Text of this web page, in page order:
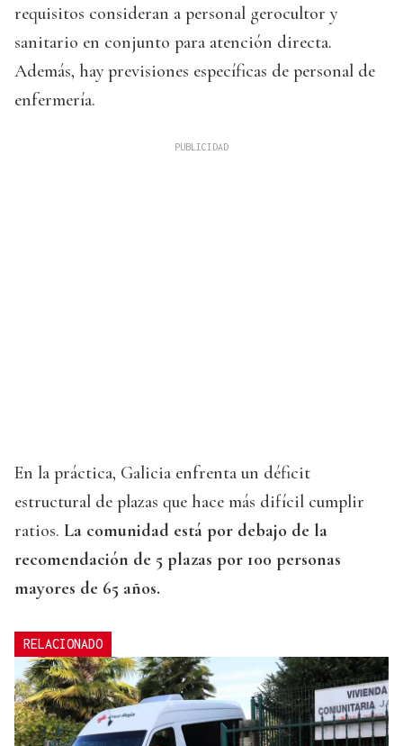
requisitos consideran a personal gerocultor y
sanitario en conjunto para atención directa.
Además, hay previsiones específicas de personal de
enfermería.
En la práctica, Galicia enfrenta un déficit
estructural de plazas que hace más difícil cumplir
ratios. La comunidad está por debajo de la
recomendación de 5 plazas por 100 personas
mayores de 65 años.
RELACIONADO